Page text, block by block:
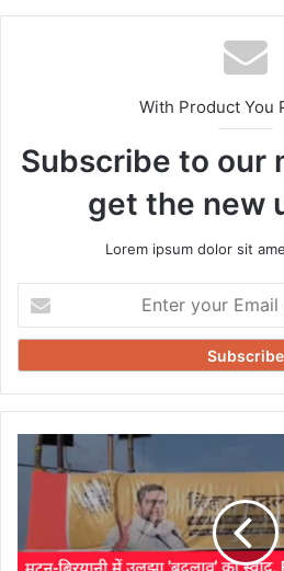
With Product You
Subscribe to our
get the new
Lorem ipsum dolor sit
your
Email
मटन-
बिरयानी
उलझा
'बदलाव'